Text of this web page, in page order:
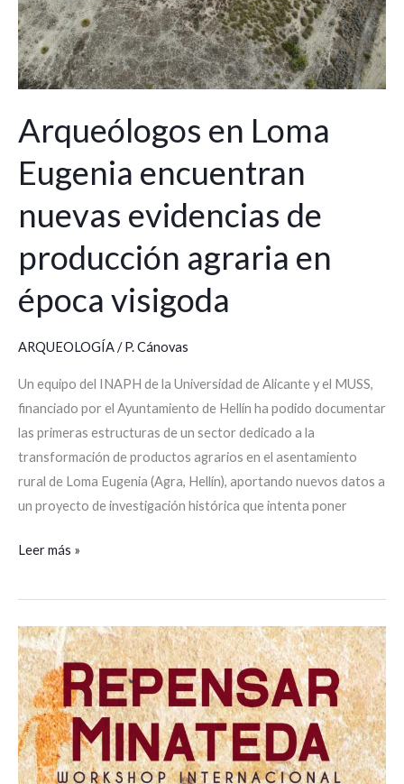
Arqueólogos en Loma
Eugenia encuentran
nuevas evidencias de
producción agraria en
época visigoda
ARQUEOLOGÍA/P. Cánovas
Un equipo del INAPH de la Universidad de Alicante y el MUSS,
financiado por el Ayuntamiento de Hellín ha podido documentar
las primeras estructuras de un sector dedicado a la
transformación de productos agrarios en el asentamiento
rural de Loma Eugenia (Agra, Hellín), aportando nuevos datos a
un proyecto de investigación histórica que intenta poner
producción
agraria
en
época
visigoda
Leer más »
Algunos
de
los
mejores
expertos
europeos